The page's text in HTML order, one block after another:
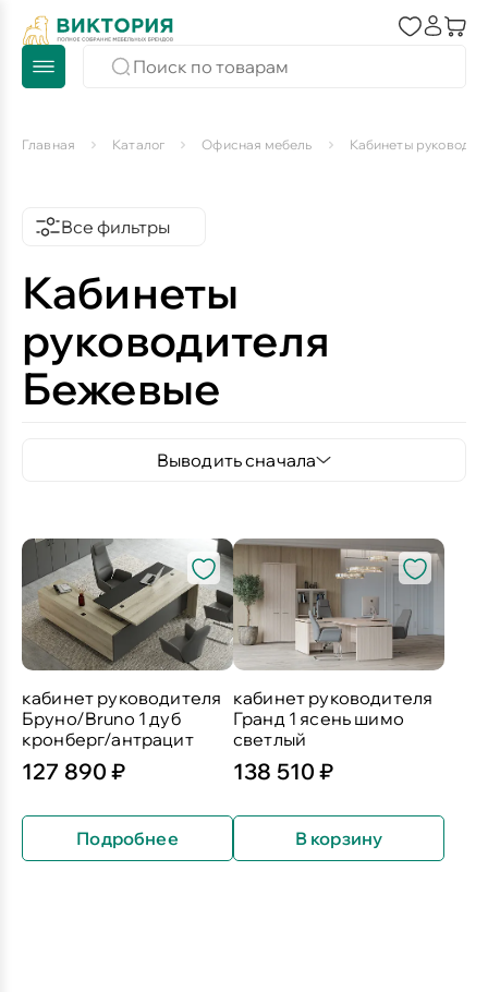
Главная Каталог Офисная мебель Кабинеты
Все фильтры
Кабинеты
руководителя
Бежевые
Выводить сначала
кабинет руководителя
Бруно/Bruno 1 дуб
кронберг/антрацит
127 890 ₽
Подробнее
кабинет руководителя
Гранд 1 ясень шимо
светлый
138 510 ₽
В корзину